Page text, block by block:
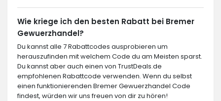
Wie kriege ich den besten Rabatt bei Bremer
Gewuerzhandel?
Du kannst alle 7 Rabattcodes ausprobieren um
herauszufinden mit welchem Code du am Meisten sparst.
Du kannst aber auch einen von TrustDeals.de
empfohlenen Rabattcode verwenden. Wenn du selbst
einen funktionierenden Bremer Gewuerzhandel Code
findest, würden wir uns freuen von dir zu hören!